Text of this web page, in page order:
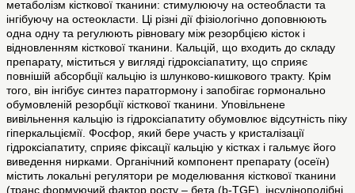
метаболізм кісткової тканини: стимулюючу на остеобласти та
інгібуючу на остеокласти. Ці різні дії фізіологічно доповнюють
одна одну та регулюють рівновагу між резорбцією кісток і
відновленням кісткової тканини. Кальцій, що входить до складу
препарату, міститься у вигляді гідроксіапатиту, що сприяє
повнішій абсорбції кальцію із шлунково-кишкового тракту. Крім
того, він інгібує синтез паратгормону і запобігає гормонально
обумовленій резорбції кісткової тканини. Уповільнене
вивільнення кальцію із гідроксіапатиту обумовлює відсутність піку
гіперкальціємії. Фосфор, який бере участь у кристалізації
гідроксіапатиту, сприяє фіксації кальцію у кістках і гальмує його
виведення нирками. Органічний компонент препарату (осеїн)
містить локальні регулятори ре моделювання кісткової тканини
(транс формуючий фактор росту – бета (b-TGF), інсуліноподібні